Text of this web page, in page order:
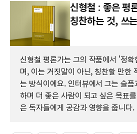
신형철 : 좋은 평
칭찬하는 것, 쓰
신형철 평론가는 그의 작품에서 '정
며, 이는 거짓말이 아닌, 칭찬할 만한
는 방식이에요. 인터뷰에서 그는 슬
하며 더 좋은 사람이 되고 싶은 목표
은 독자들에게 공감과 영향을 줍니다.